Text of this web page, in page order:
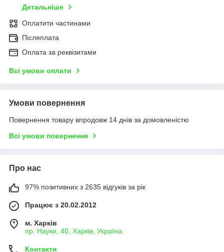
Детальніше
Оплатити частинами
Післяплата
Оплата за реквізитами
Всі умови оплати
Умови повернення
Повернення товару впродовж 14 днів за домовленістю
Всі умови повернення
Про нас
97% позитивних з 2635 відгуків за рік
Працює з 20.02.2012
м. Харків
пр. Науки, 40, Харків, Україна
Контакти